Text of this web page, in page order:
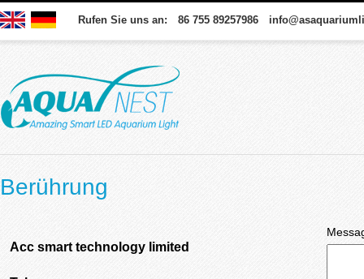
Rufen Sie uns an: 86 755 89257986
Berührung
Acc smart technology limited